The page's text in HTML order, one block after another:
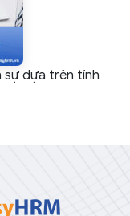
sự dựa trên tính